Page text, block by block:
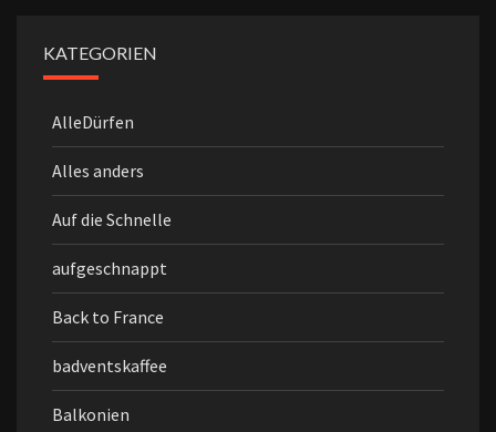
KATEGORIEN
AlleDürfen
Alles anders
Auf die Schnelle
aufgeschnappt
Back to France
badventskaffee
Balkonien